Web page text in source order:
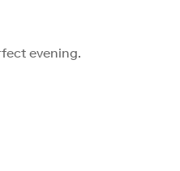
evening.